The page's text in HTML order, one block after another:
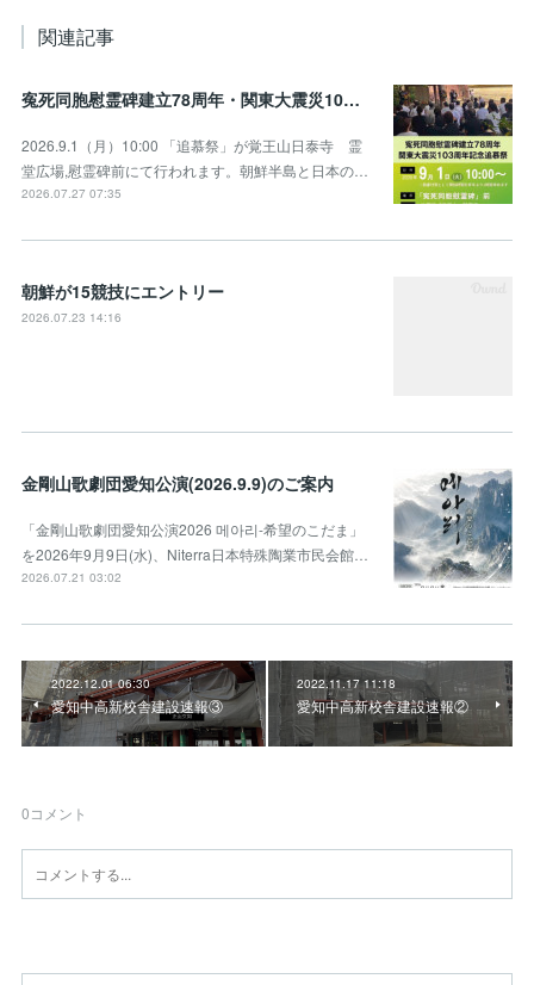
関連記事
寃死同胞慰霊碑建立78周年・関東大震災103周年記念追慕祭のお知らせ
2026.9.1（月）10:00 「追慕祭」が覚王山日泰寺 霊
堂広場,慰霊碑前にて行われます。朝鮮半島と日本の…
2026.07.27 07:35
朝鮮が15競技にエントリー
2026.07.23 14:16
金剛山歌劇団愛知公演(2026.9.9)のご案内
「金剛山歌劇団愛知公演2026 메아리-希望のこだま」
を2026年9月9日(水)、Niterra日本特殊陶業市民会館…
2026.07.21 03:02
2022.12.01 06:30
愛知中高新校舎建設速報③
2022.11.17 11:18
愛知中高新校舎建設速報②
0コメント